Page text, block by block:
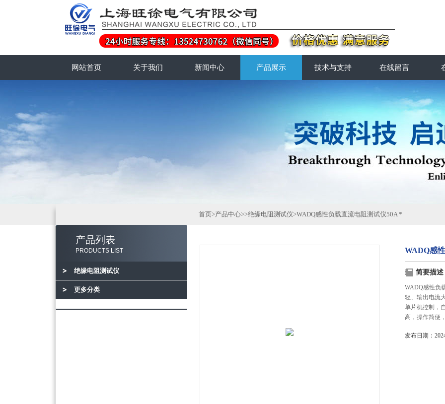
网站首页 关于我们 新闻中心 产品展示 技术与支持 在线留言
产品列表
PRODUCTS LIST
绝缘电阻测试仪
更多分类
首页>产品中心>>绝缘电阻测试仪>WADQ感性负载直流电阻测试仪50A *
WADQ感
简要描述
WADQ感性负
轻、输出电流
单片机控制，
高，操作简便
发布日期：